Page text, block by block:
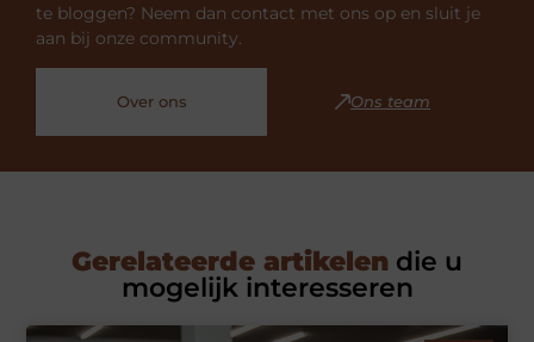
te bloggen? Neem dan contact met ons op en sluit je
aan bij onze community.
Over ons Ons team
Gerelateerde artikelen die u
mogelijk interesseren